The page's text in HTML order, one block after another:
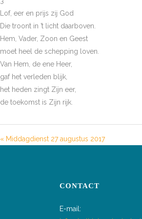
Lof, eer en prijs zij God
Die troont in ’t licht daarboven.
Hem, Vader, Zoon en Geest
moet heel de schepping loven.
Van Hem, de ene Heer,
gaf het verleden blijk,
het heden zingt Zijn eer,
de toekomst is Zijn rijk.
« Middagdienst 27 augustus 2017
CONTACT
E-mail: